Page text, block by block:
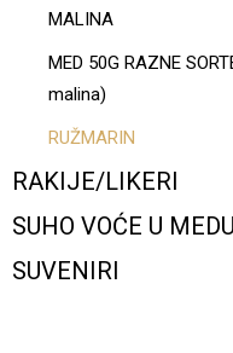
MALINA
MED 50G RAZNE
malina)
RUŽMARIN
RAKIJE/LIKERI
SUHO VOĆE U MEDU
SUVENIRI